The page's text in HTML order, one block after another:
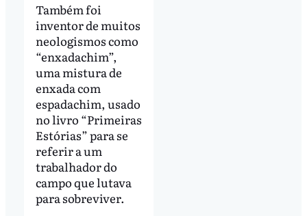
Também foi
inventor de muitos
neologismos como
“enxadachim”,
uma mistura de
enxada com
espadachim, usado
no livro “Primeiras
Estórias” para se
referir a um
trabalhador do
campo que lutava
para sobreviver.